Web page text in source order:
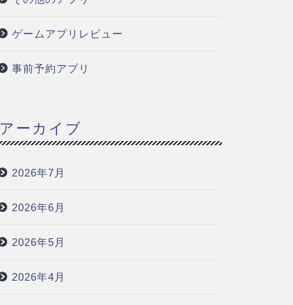
ゲームアプリレビュー
事前予約アプリ
アーカイブ
2026年7月
2026年6月
2026年5月
2026年4月